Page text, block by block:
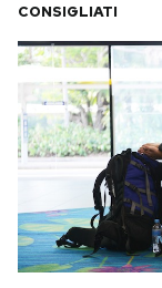
CONSIGLIATI